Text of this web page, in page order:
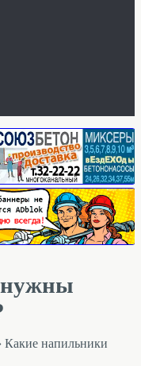
нужны
Какие напильники